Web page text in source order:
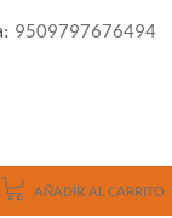
9509797676494
AÑADIR AL CARRITO